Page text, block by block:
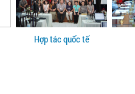
Hợp tác quốc tế